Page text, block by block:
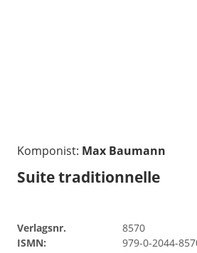
Komponist: Max Baumann
Suite traditionnelle
Verlagsnr.
8570
ISMN:
979-0-2044-